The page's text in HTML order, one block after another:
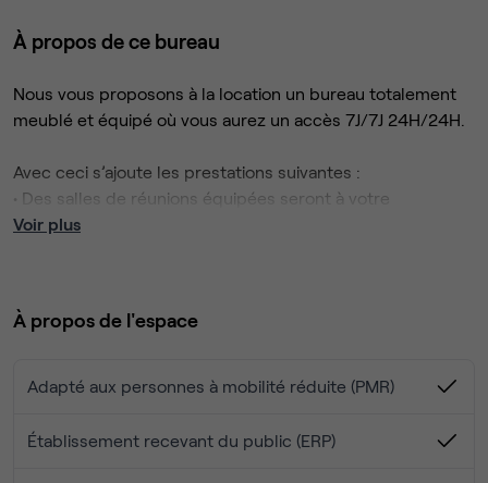
À propos de ce bureau
Nous vous proposons à la location un bureau totalement
meublé et équipé où vous aurez un accès 7J/7J 24H/24H.
Avec ceci s’ajoute les prestations suivantes :
• Des salles de réunions équipées seront à votre
disposition gratuitement (visioconférence disponible).
recevoir et vous proposer différents services
• Possibilité de louer une place de parking privative
Voir plus
À propos de l'espace
Adapté aux personnes à mobilité réduite (PMR)
Établissement recevant du public (ERP)